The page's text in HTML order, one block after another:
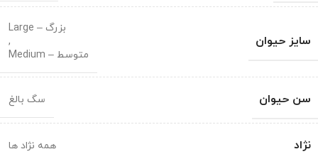
سایز حیوان
بزرگ – Large
,
متوسط – Medium
سن حیوان سگ بالغ
نژاد همه نژاد ها